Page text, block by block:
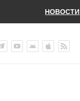
НОВОСТИ